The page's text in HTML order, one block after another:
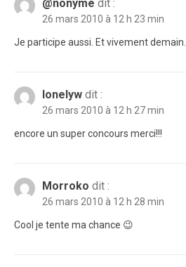
@nonyme dit :
26 mars 2010 à 12 h 23 min
Je participe aussi. Et vivement demain.
lonelyw dit :
26 mars 2010 à 12 h 27 min
encore un super concours merci!!!
Morroko dit :
26 mars 2010 à 12 h 28 min
Cool je tente ma chance 😉